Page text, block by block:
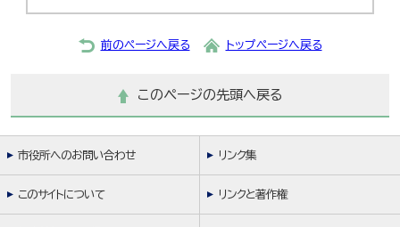
前のページへ戻る トップページへ戻る
このページの先頭へ戻る
市役所へのお問い合わせ リンク集
このサイトについて リンクと著作権